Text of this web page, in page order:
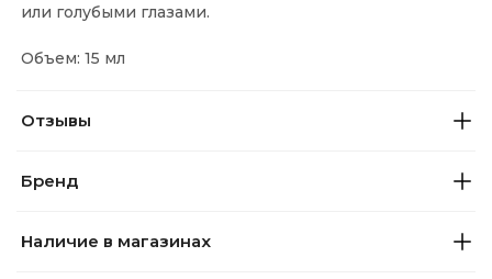
или голубыми глазами.
Объем: 15 мл
Отзывы
Бренд
Наличие в магазинах